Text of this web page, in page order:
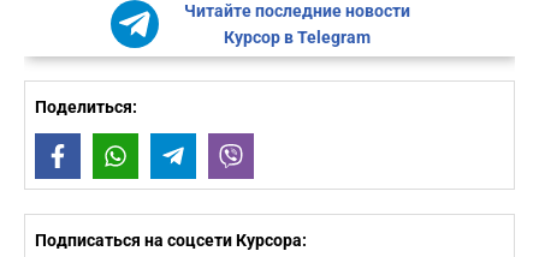
Читайте последние новости
Курсор в Telegram
Поделиться:
FacebookWhatsAppTelegram
Подписаться на соцсети Курсора: